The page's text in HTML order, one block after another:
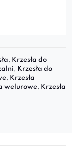
, Krzesła do
, Krzesła do
, Krzesła
welurowe, Krzesła